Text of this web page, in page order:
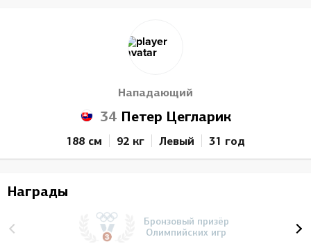
Нападающий
34Петер Цегларик
188 см 92 кг Левый 31 год
Награды
Бронзовый призёр
Олимпийских игр